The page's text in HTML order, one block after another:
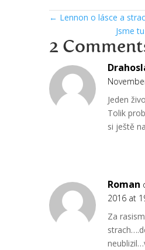
← Lennon o lásce a
Jsme
2
Jeden
Tolik
si ještě
Roman
2016 at
Za